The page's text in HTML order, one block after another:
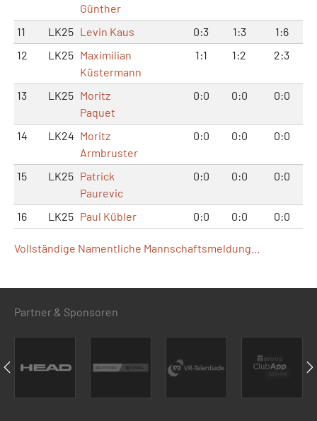
Günther
11 LK25 Levin Kaus 0:3 1:3
1:6
12
LK25 Maximilian
Küstermann
1:1 1:2 2:3
13 LK25 Moritz
Paquet
0:0 0:0 0:0
14 LK24 Moritz
Armbruster
0:0 0:0 0:0
15 LK25 Patrick
Paurevic
0:0 0:0 0:0
16 LK25 Paul Kübler 0:0 0:0 0:0
Vollständige Namentliche Mannschaftsmeldung...
Partner & Sponsoren